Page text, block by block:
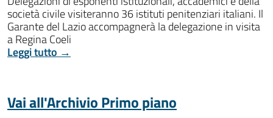
società civile visiteranno 36 istituti penitenziari italiani. Il
Garante del Lazio accompagnerà la delegazione in visita
a Regina Coeli
Leggi tutto →
Vai all'Archivio Primo piano